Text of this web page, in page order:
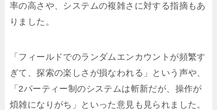
率の高さや、システムの複雑さに対する指摘もあ
りました。
「フィールドでのランダムエンカウントが頻繁す
ぎて、探索の楽しさが損なわれる」という声や、
「2パーティー制のシステムは斬新だが、操作が
煩雑になりがち」といった意見も見られました。